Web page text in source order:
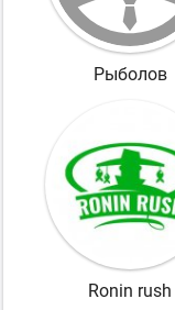
Рыболов
Ronin rush